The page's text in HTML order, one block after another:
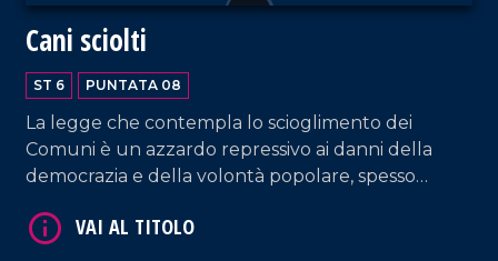
Cani sciolti
ST 6 PUNTATA 08
La legge che contempla lo scioglimento dei
Comuni è un azzardo repressivo ai danni della
democrazia e della volontà popolare, spesso
proteggere le istituzioni dalle infiltrazioni